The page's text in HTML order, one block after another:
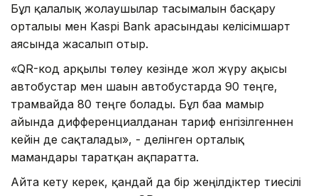
Бұл қалалық жолаушылар тасымалын басқару
орталығы мен Kaspi Bank арасындағы келісімшарт
аясында жасалып отыр.
«QR-код арқылы төлеу кезінде жол жүру ақысы
автобустар мен шағын автобустарда 90 теңге,
трамвайда 80 теңге болады. Бұл баға мамыр
айында дифференциалданған тариф енгізілгеннен
кейін де сақталады», - делінген орталық
мамандары таратқан ақпаратта.
Айта кету керек, қандай да бір жеңілдіктер тиесілі